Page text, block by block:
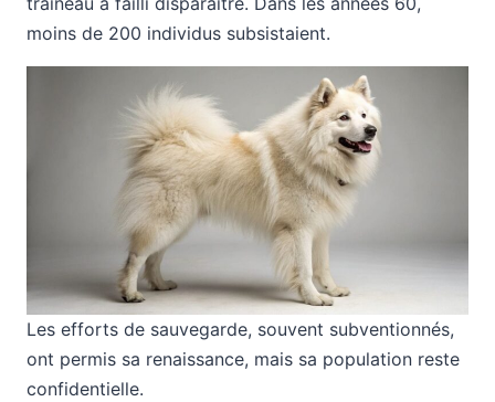
moins de 200 individus subsistaient.
Les efforts de sauvegarde, souvent subventionnés,
ont permis sa renaissance, mais sa population reste
confidentielle.